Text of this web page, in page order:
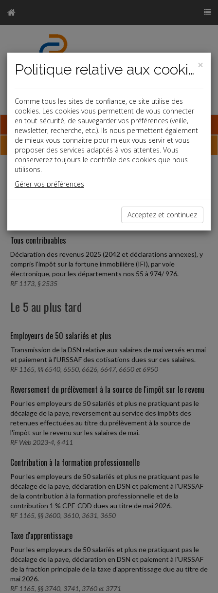
Base documentaire
Échéancier
Échéancier : juin
Tous contribuables
Déclaration des revenus 2025 (2042 et déclarations annexes), y
compris l'impôt sur la fortune immobilière (IFI), par voie
électronique, pour les départements nos 55 à 974/ 976.
RF 1173, § 2535
Le 5 au plus tard
Employeurs de 50 salariés et plus
Transmission de la DSN relative aux salaires de mai versés en mai
et paiement à l'URSSAF des cotisations dues sur ces salaires.
RF 1165, §§ 6540, 6550, 6626, 6647, 6650 et 6950
Reversement du prélèvement à la source de l'impôt sur le revenu
Pour les employeurs de 50 salariés et plus ne pratiquant pas le
décalage de la paye, reversement au service des impôts des
retenues effectuées au titre du prélèvement à la source de
l'impôt sur le revenu sur les salaires de mai.
RF Web 2023-4, § 411
Contribution à la formation professionnelle
Pour les employeurs de 50 salariés et plus ne pratiquant pas le
décalage de la paye, déclaration en DSN et paiement à l'URSSAF
de la contribution à la formation professionnelle et de la
contribution 1 % CPF-CDD dues au titre de mai 2026.
RF 1165, §§ 3600, 3610, 3631, 3650
Taxe d'apprentissage
Pour les employeurs de 50 salariés et plus ne pratiquant pas le
décalage de la paye, déclaration en DSN et paiement à l'URSSAF
de la fraction principale de la taxe d'apprentissage due au titre de
mai 2026.
RF 1165, §§ 3740, 3741, 3760 et 3771
×
Politique relative aux cookies
Comme tous les sites de confiance, ce site utilise des
cookies. Les cookies vous permettent de vous connecter
en tout sécurité, de sauvegarder vos préférences (veille,
newsletter, recherche, etc.). Ils nous permettent également
de mieux vous connaitre pour mieux vous servir et vous
proposer des services adaptés à vos attentes. Vous
conserverez toujours le contrôle des cookies que nous
utilisons.
Gérer vos préférences
Acceptez et continuez